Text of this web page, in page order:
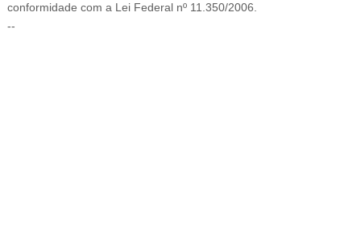
conformidade com a Lei Federal nº 11.350/2006.
--